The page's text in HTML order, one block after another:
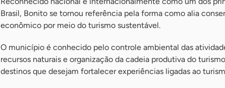
Brasil, Bonito se tornou referência pela forma como alia
econômico por meio do turismo sustentável.
O município é conhecido pelo controle ambiental das
recursos naturais e organização da cadeia produtiva do
destinos que desejam fortalecer experiências ligadas ao